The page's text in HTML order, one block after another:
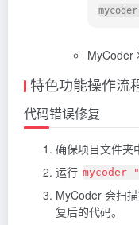
MyCoder
特色功能操作流
代码错误修复
确保项目文件夹
运行
MyCoder 会扫
复后的代码。